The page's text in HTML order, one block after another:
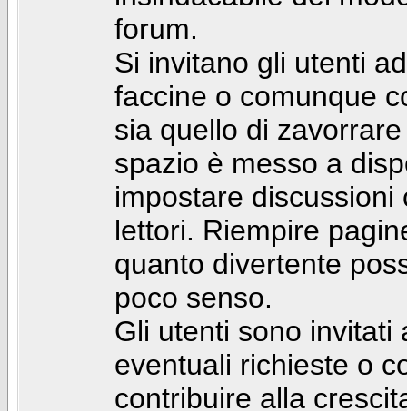
forum.
Si invitano gli utenti
faccine o comunque
sia quello di
spazio è messo a
impostare
lettori. Riempire
quanto divertente
poco senso.
Gli utenti sono invitati
eventuali richieste o
contribuire alla